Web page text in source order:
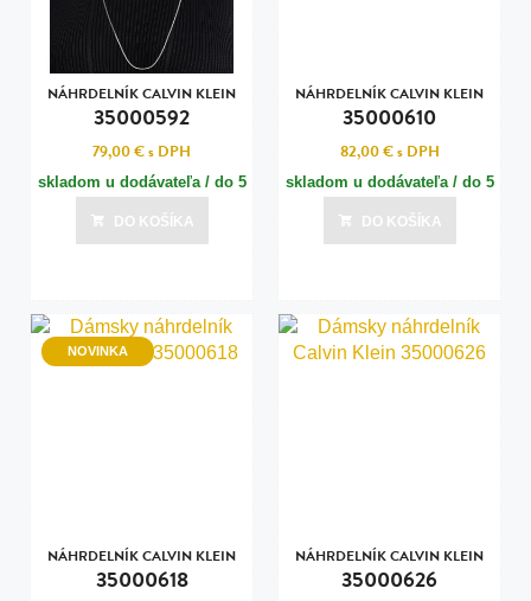
NÁHRDELNÍK CALVIN KLEIN
35000592
79,00 €s DPH
skladom u dodávateľa / do 5
dní
Posledná aktualizácia dnes o 14:00
DO KOŠÍKA
NÁHRDELNÍK CALVIN KLEIN
35000610
82,00 €s DPH
skladom u dodávateľa / do 5
dní
Posledná aktualizácia dnes o 14:00
DO KOŠÍKA
NOVINKA
NÁHRDELNÍK CALVIN KLEIN
35000618
NÁHRDELNÍK CALVIN KLEIN
35000626